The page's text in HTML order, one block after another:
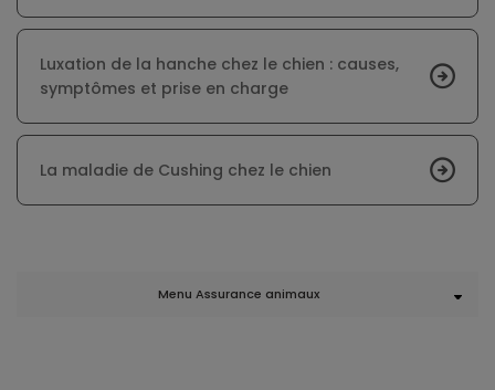
Luxation de la hanche chez le chien : causes,
symptômes et prise en charge
La maladie de Cushing chez le chien
Menu Assurance animaux